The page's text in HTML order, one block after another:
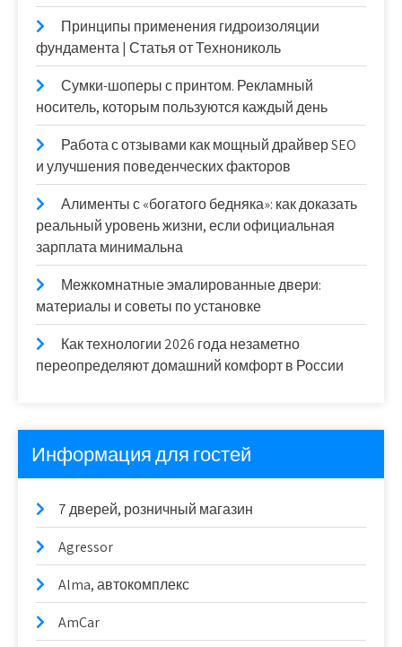
Принципы применения гидроизоляции
фундамента | Статья от Технониколь
Сумки-шоперы с принтом. Рекламный
носитель, которым пользуются каждый день
Работа с отзывами как мощный драйвер SEO
и улучшения поведенческих факторов
Алименты с «богатого бедняка»: как доказать
реальный уровень жизни, если официальная
зарплата минимальна
Межкомнатные эмалированные двери:
материалы и советы по установке
Как технологии 2026 года незаметно
переопределяют домашний комфорт в России
Информация для гостей
7 дверей, розничный магазин
Agressor
Alma, автокомплекс
AmCar